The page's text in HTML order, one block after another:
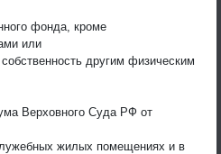
фонда, кроме
или
другим физическим
Верховного Суда РФ от
жилых помещениях и в